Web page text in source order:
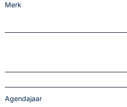
Merk
Agendajaar